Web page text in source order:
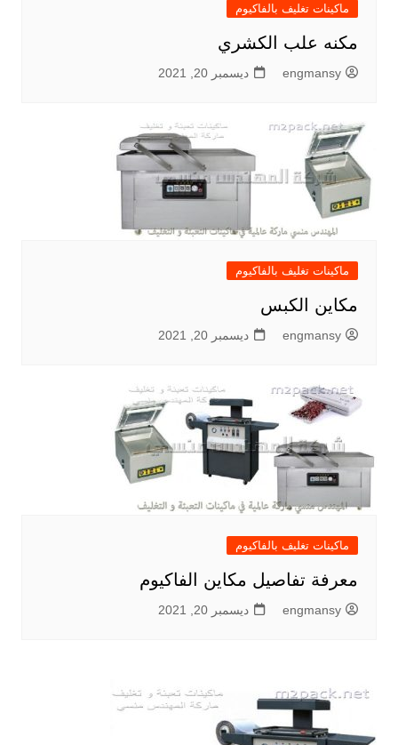
ماكينات تغليف بالفاكيوم
مكنه علب الكشري
engmansy ديسمبر 20, 2021
ماكينات تغليف بالفاكيوم
مكاين الكبس
engmansy ديسمبر 20, 2021
ماكينات تغليف بالفاكيوم
معرفة تفاصيل مكاين الفاكيوم
engmansy ديسمبر 20, 2021